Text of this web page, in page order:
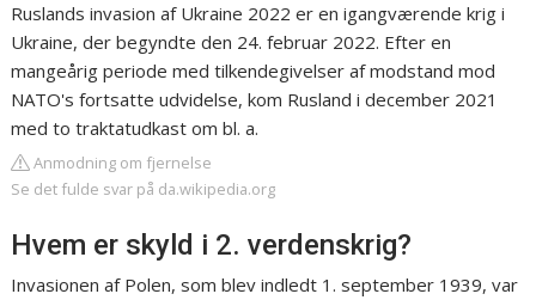
Ruslands invasion af Ukraine 2022 er en igangværende krig i
Ukraine, der begyndte den 24. februar 2022. Efter en
mangeårig periode med tilkendegivelser af modstand mod
NATO's fortsatte udvidelse, kom Rusland i december 2021
med to traktatudkast om bl. a.
Anmodning om fjernelse
Se det fulde svar på da.wikipedia.org
Hvem er skyld i 2. verdenskrig?
Invasionen af Polen, som blev indledt 1. september 1939, var